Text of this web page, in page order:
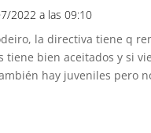
2022 a las 09:10
la directiva tiene q
tiene bien aceitados y si
hay juveniles pero